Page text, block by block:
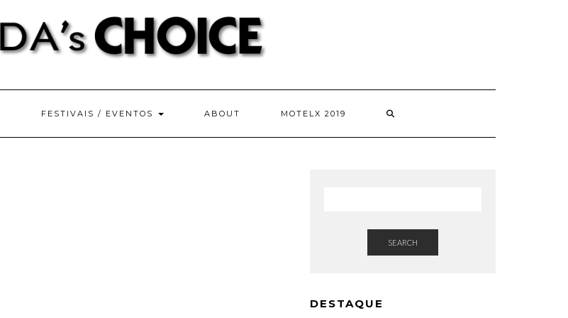
FESTIVAIS / EVENTOS ABOUT MOTELX 2019
SEARCH
DESTAQUE